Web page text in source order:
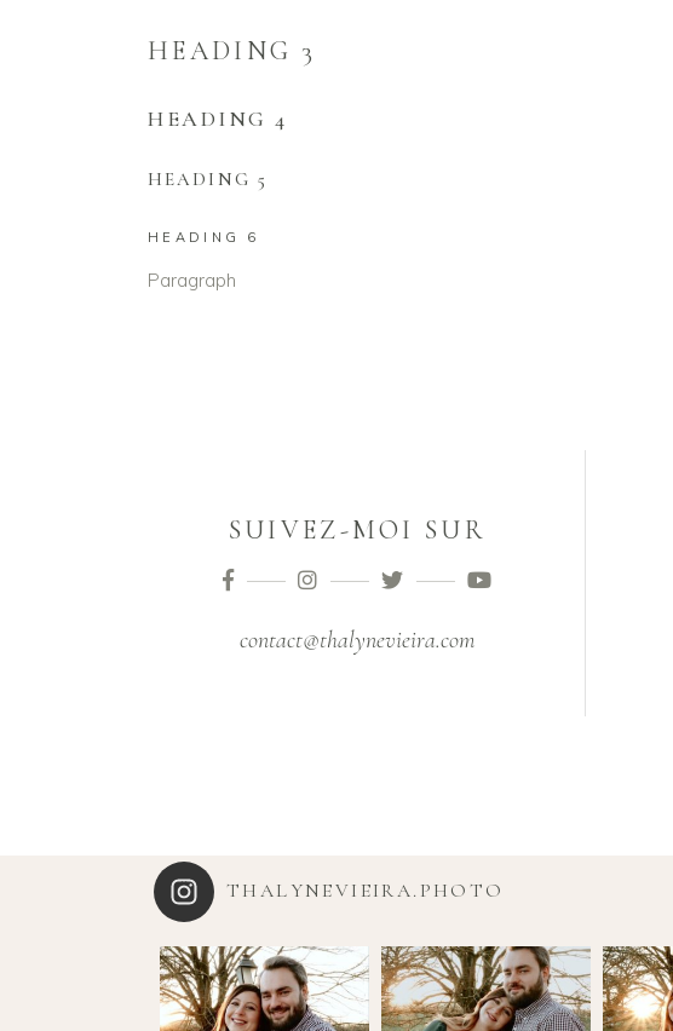
HEADING 3
HEADING 4
HEADING 5
HEADING 6
Paragraph
SUIVEZ-MOI SUR
contact@thalynevieira.com
THALYNEVIEIRA.PHOTO